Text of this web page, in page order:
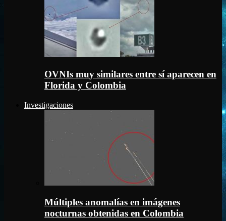
OVNIs muy similares entre sí aparecen en
Florida y Colombia
Investigaciones
Múltiples anomalías en imágenes
nocturnas obtenidas en Colombia